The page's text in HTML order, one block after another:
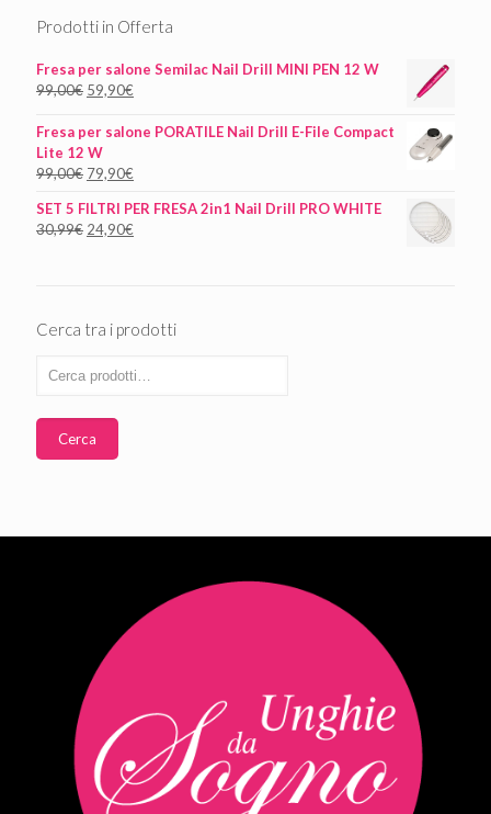
Prodotti in Offerta
Fresa per salone Semilac Nail Drill MINI PEN 12 W
99,00€ 59,90€
Fresa per salone PORATILE Nail Drill E-File Compact
Lite 12 W
99,00€ 79,90€
SET 5 FILTRI PER FRESA 2in1 Nail Drill PRO WHITE
30,99€ 24,90€
Cerca tra i prodotti
Cerca